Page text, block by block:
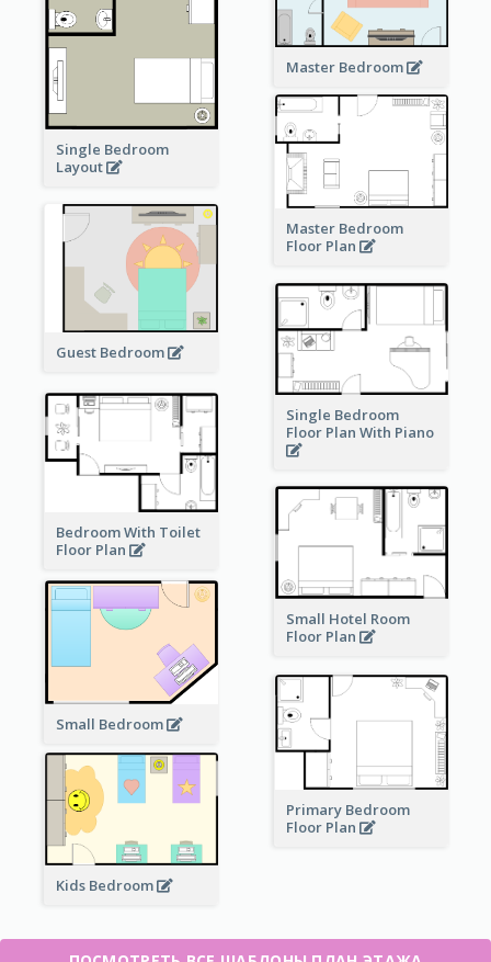
Single Bedroom
Layout
Master Bedroom
Master Bedroom
Floor Plan
Guest Bedroom
Single Bedroom
Floor Plan With Piano
Bedroom With Toilet
Floor Plan
Small Hotel Room
Floor Plan
Small Bedroom
Primary Bedroom
Floor Plan
Kids Bedroom